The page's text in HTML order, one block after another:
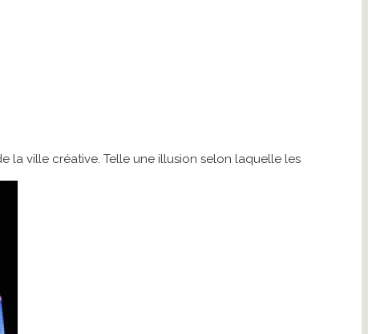
la ville créative. Telle une illusion selon laquelle les